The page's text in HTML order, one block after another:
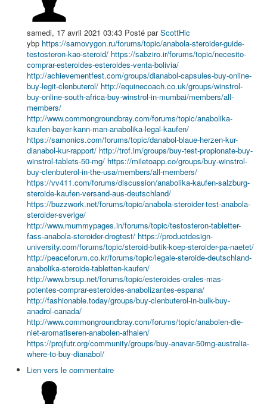
samedi, 17 avril 2021 03:43 Posté parScottHic
ybp https://samovygon.ru/forums/topic/anabola-steroider-guide-
testosteron-kao-steroid/ https://sabziro.ir/forums/topic/necesito-
comprar-esteroides-esteroides-venta-bolivia/
http://achievementfest.com/groups/dianabol-capsules-buy-online-
buy-legit-clenbuterol/ http://equinecoach.co.uk/groups/winstrol-
buy-online-south-africa-buy-winstrol-in-mumbai/members/all-
members/
http://www.commongroundbray.com/forums/topic/anabolika-
kaufen-bayer-kann-man-anabolika-legal-kaufen/
https://samonics.com/forums/topic/danabol-blaue-herzen-kur-
dianabol-kur-rapport/ http://trof.im/groups/buy-test-propionate-buy-
winstrol-tablets-50-mg/ https://miletoapp.co/groups/buy-winstrol-
buy-clenbuterol-in-the-usa/members/all-members/
https://vv411.com/forums/discussion/anabolika-kaufen-salzburg-
steroide-kaufen-versand-aus-deutschland/
https://buzzwork.net/forums/topic/anabola-steroider-test-anabola-
steroider-sverige/
http://www.mummypages.in/forums/topic/testosteron-tabletter-
fass-anabola-steroider-drogtest/ https://productdesign-
university.com/forums/topic/steroid-butik-koep-steroider-pa-naetet/
http://peaceforum.co.kr/forums/topic/legale-steroide-deutschland-
anabolika-steroide-tabletten-kaufen/
http://www.brsup.net/forums/topic/esteroides-orales-mas-
potentes-comprar-esteroides-anabolizantes-espana/
http://fashionable.today/groups/buy-clenbuterol-in-bulk-buy-
anadrol-canada/
http://www.commongroundbray.com/forums/topic/anabolen-die-
niet-aromatiseren-anabolen-afhalen/
https://projfutr.org/community/groups/buy-anavar-50mg-australia-
where-to-buy-dianabol/
Lien vers le commentaire